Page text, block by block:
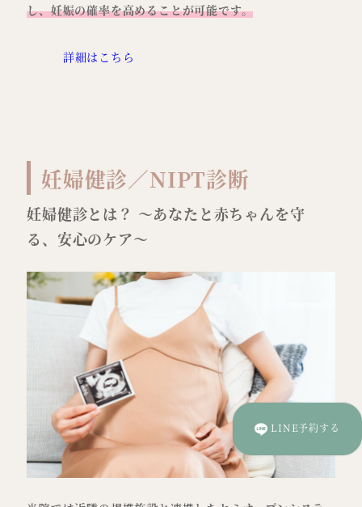
し、妊娠の確率を高めることが可能です。
詳細はこちら
妊婦健診／NIPT診断
妊婦健診とは？ ～あなたと赤ちゃんを守
る、安心のケア～
LINE予約する